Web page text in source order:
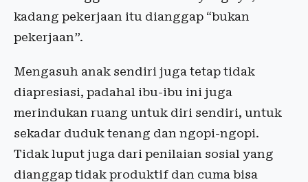
kadang pekerjaan itu dianggap “bukan
pekerjaan”.
Mengasuh anak sendiri juga tetap tidak
diapresiasi, padahal ibu-ibu ini juga
merindukan ruang untuk diri sendiri, untuk
sekadar duduk tenang dan ngopi-ngopi.
Tidak luput juga dari penilaian sosial yang
dianggap tidak produktif dan cuma bisa